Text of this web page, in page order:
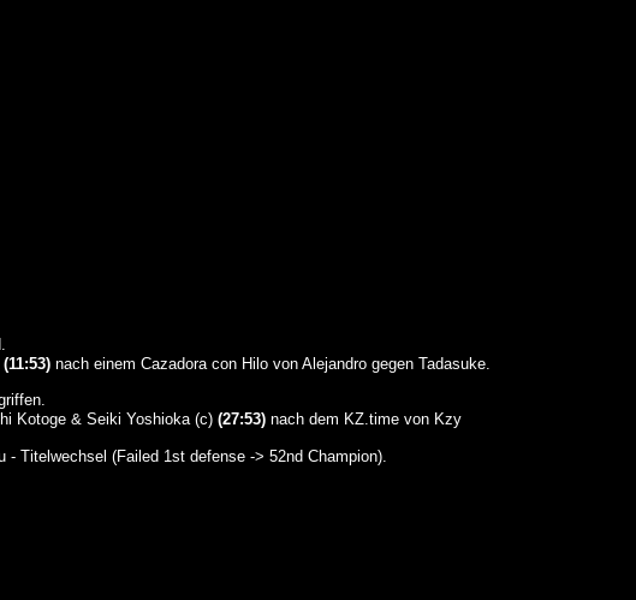
(11:53)nach einem Cazadora con Hilo von Alejandro gegen Tadasuke.
Kotoge & Seiki Yoshioka (c) (27:53)nach dem KZ.time von Kzy
Titelwechsel (Failed 1st defense -> 52nd Champion).